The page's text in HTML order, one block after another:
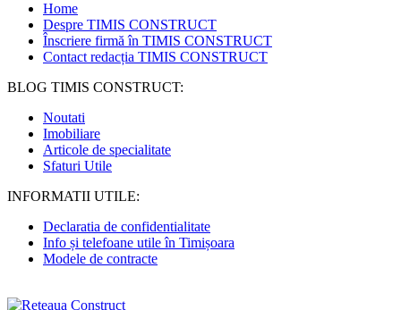
Home
Despre TIMIS CONSTRUCT
Înscriere firmă în TIMIS CONSTRUCT
Contact redacția TIMIS CONSTRUCT
BLOG TIMIS CONSTRUCT:
Noutati
Imobiliare
Articole de specialitate
Sfaturi Utile
INFORMATII UTILE:
Declaratia de confidentialitate
Info și telefoane utile în Timișoara
Modele de contracte